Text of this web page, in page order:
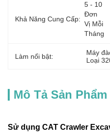
Khả Năng Cung Cấp:
5 - 10
Đơn
Vị Mỗi
Tháng
Làm nổi bật: Máy
Loại
Mô Tả Sản Phẩm
Sử dụng CAT Crawler